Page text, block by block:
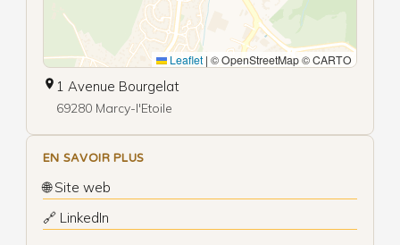
Leaflet | © OpenStreetMap © CARTO
1 Avenue Bourgelat
69280 Marcy-l'Etoile
EN SAVOIR PLUS
🌐 Site web
🔗 LinkedIn